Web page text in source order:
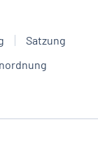
Satzung